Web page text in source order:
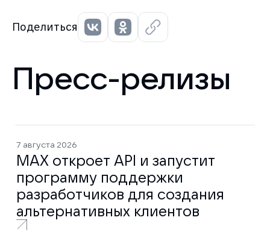
Поделиться
Пресс-релизы
7 августа 2026
MAX откроет API и запустит
программу поддержки
разработчиков для создания
альтернативных клиентов